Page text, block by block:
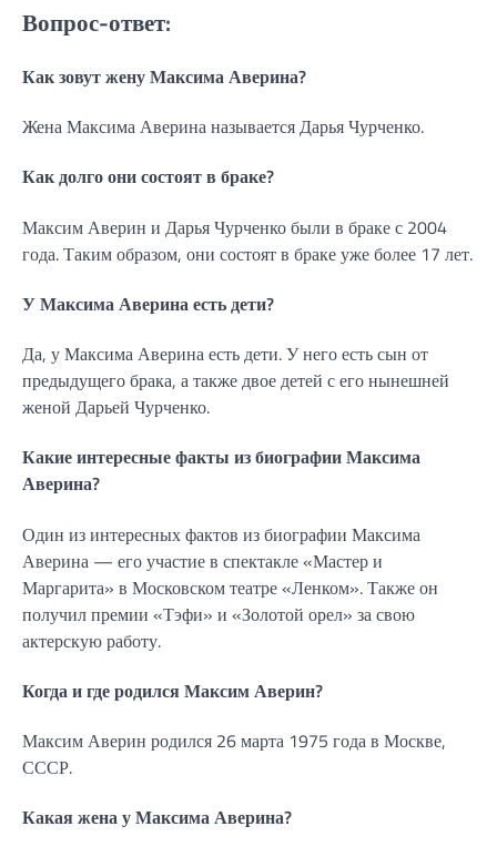
Вопрос-ответ:
Как зовут жену Максима Аверина?
Жена Максима Аверина называется Дарья Чурченко.
Как долго они состоят в браке?
Максим Аверин и Дарья Чурченко были в браке с 2004
года. Таким образом, они состоят в браке уже более 17 лет.
У Максима Аверина есть дети?
Да, у Максима Аверина есть дети. У него есть сын от
предыдущего брака, а также двое детей с его нынешней
женой Дарьей Чурченко.
Какие интересные факты из биографии Максима
Аверина?
Один из интересных фактов из биографии Максима
Аверина — его участие в спектакле «Мастер и
Маргарита» в Московском театре «Ленком». Также он
получил премии «Тэфи» и «Золотой орел» за свою
актерскую работу.
Когда и где родился Максим Аверин?
Максим Аверин родился 26 марта 1975 года в Москве,
СССР.
Какая жена у Максима Аверина?